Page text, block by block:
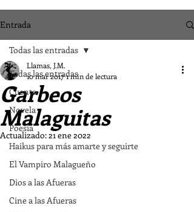
Entrada
Todas las entradas
Cuento
Novela
Poesía
Haikus para más amarte y seguirte
El Vampiro Malagueño
Dios a las Afueras
Cine a las Afueras
Todas las entradas
Garbeos
Malaguitas
Llamas, J.M.
10 mar 20171 min de lectura
Actualizado:21 ene 2022